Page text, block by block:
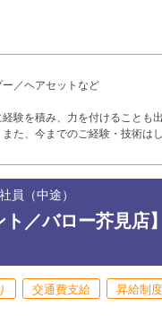
／ヘアセットなど
験を積み、力を付けることも
た、今までのご経験・技術は
員（中途）
／バロー芥見店
交通費支給 昇給制